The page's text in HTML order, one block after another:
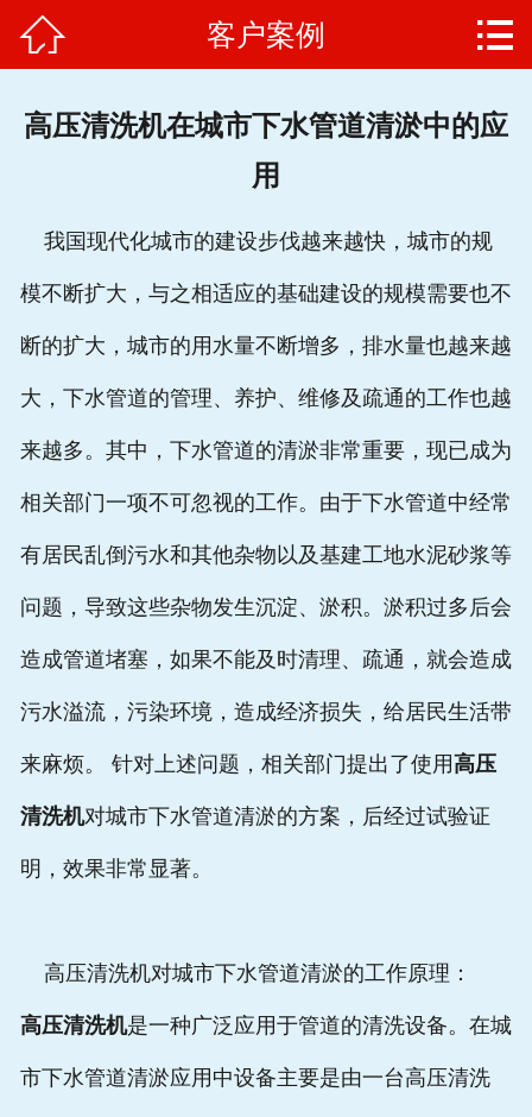
生产厂家
联系方式
 客户案例 
高压清洗机在城市下水管道清淤中的应
用
我国现代化城市的建设步伐越来越快，城市的规
模不断扩大，与之相适应的基础建设的规模需要也不
断的扩大，城市的用水量不断增多，排水量也越来越
大，下水管道的管理、养护、维修及疏通的工作也越
来越多。其中，下水管道的清淤非常重要，现已成为
相关部门一项不可忽视的工作。由于下水管道中经常
有居民乱倒污水和其他杂物以及基建工地水泥砂浆等
问题，导致这些杂物发生沉淀、淤积。淤积过多后会
造成管道堵塞，如果不能及时清理、疏通，就会造成
污水溢流，污染环境，造成经济损失，给居民生活带
来麻烦。 针对上述问题，相关部门提出了使用高压
清洗机对城市下水管道清淤的方案，后经过试验证
明，效果非常显著。
高压清洗机对城市下水管道清淤的工作原理：
高压清洗机是一种广泛应用于管道的清洗设备。在城
市下水管道清淤应用中设备主要是由一台高压清洗